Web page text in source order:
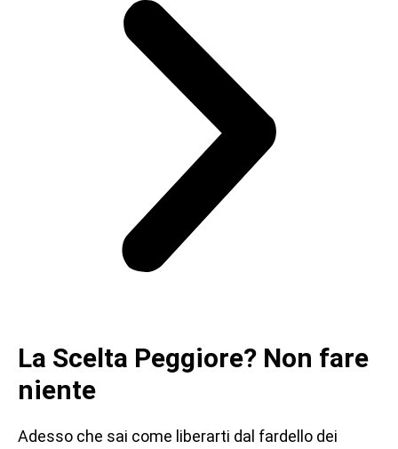
La Scelta Peggiore? Non fare
niente
Adesso che sai come liberarti dal fardello dei